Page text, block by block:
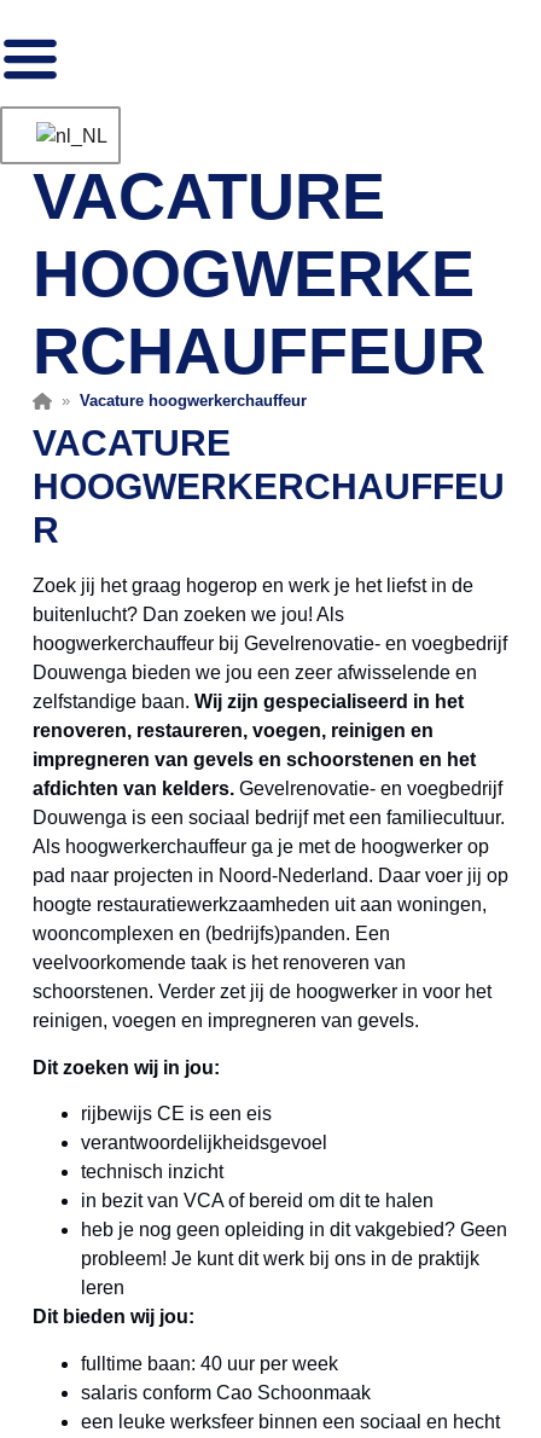
VACATURE
HOOGWERKE
RCHAUFFEUR
» Vacature hoogwerkerchauffeur
VACATURE
HOOGWERKERCHAUFFEU
R
Zoek jij het graag hogerop en werk je het liefst in de
buitenlucht? Dan zoeken we jou! Als
hoogwerkerchauffeur bij Gevelrenovatie- en voegbedrijf
Douwenga bieden we jou een zeer afwisselende en
zelfstandige baan. Wij zijn gespecialiseerd in het
renoveren, restaureren, voegen, reinigen en
impregneren van gevels en schoorstenen en het
afdichten van kelders. Gevelrenovatie- en voegbedrijf
Douwenga is een sociaal bedrijf met een familiecultuur.
Als hoogwerkerchauffeur ga je met de hoogwerker op
pad naar projecten in Noord-Nederland. Daar voer jij op
hoogte restauratiewerkzaamheden uit aan woningen,
wooncomplexen en (bedrijfs)panden. Een
veelvoorkomende taak is het renoveren van
schoorstenen. Verder zet jij de hoogwerker in voor het
reinigen, voegen en impregneren van gevels.
Dit zoeken wij in jou:
rijbewijs CE is een eis
verantwoordelijkheidsgevoel
technisch inzicht
in bezit van VCA of bereid om dit te halen
heb je nog geen opleiding in dit vakgebied? Geen
probleem! Je kunt dit werk bij ons in de praktijk
leren
Dit bieden wij jou:
fulltime baan: 40 uur per week
salaris conform Cao Schoonmaak
een leuke werksfeer binnen een sociaal en hecht